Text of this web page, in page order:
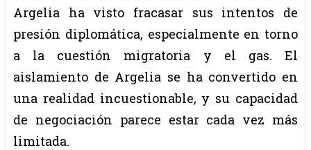
Argelia ha visto fracasar sus intentos de
presión diplomática, especialmente en torno
a la cuestión migratoria y el gas. El
aislamiento de Argelia se ha convertido en
una realidad incuestionable, y su capacidad
de negociación parece estar cada vez más
limitada.